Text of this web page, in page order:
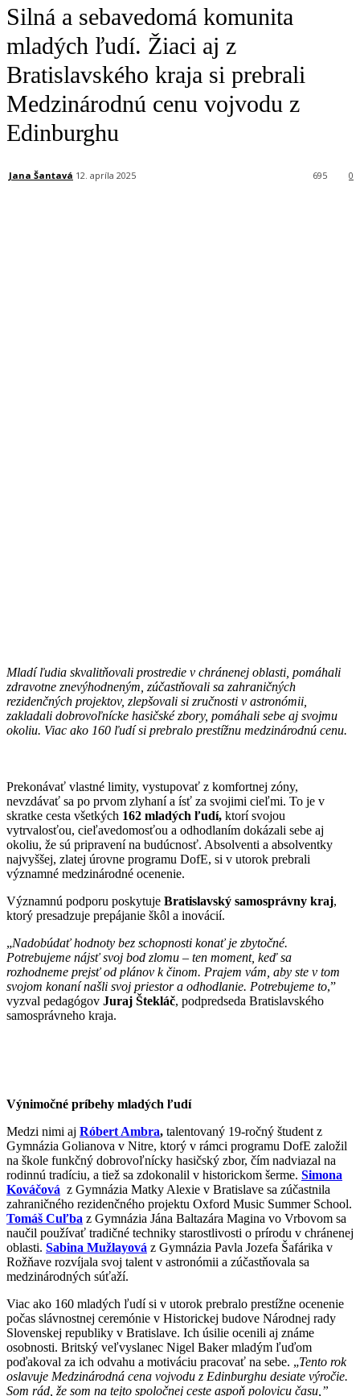
Silná a sebavedomá komunita
mladých ľudí. Žiaci aj z
Bratislavského kraja si prebrali
Medzinárodnú cenu vojvodu z
Edinburghu
Jana Šantavá 12. apríla 2025 0
695
Mladí ľudia skvalitňovali prostredie v chránenej oblasti, pomáhali
zdravotne znevýhodneným, zúčastňovali sa zahraničných
rezidenčných projektov, zlepšovali si zručnosti v astronómii,
zakladali dobrovoľnícke hasičské zbory, pomáhali sebe aj svojmu
okoliu. Viac ako 160 ľudí si prebralo prestížnu medzinárodnú cenu.
Prekonávať vlastné limity, vystupovať z komfortnej zóny,
nevzdávať sa po prvom zlyhaní a ísť za svojimi cieľmi. To je v
skratke cesta všetkých 162 mladých ľudí, ktorí svojou
vytrvalosťou, cieľavedomosťou a odhodlaním dokázali sebe aj
okoliu, že sú pripravení na budúcnosť. Absolventi a absolventky
najvyššej, zlatej úrovne programu DofE, si v utorok prebrali
významné medzinárodné ocenenie.
Významnú podporu poskytuje Bratislavský samosprávny kraj,
ktorý presadzuje prepájanie škôl a inovácií.
„Nadobúdať hodnoty bez schopnosti konať je zbytočné.
Potrebujeme nájsť svoj bod zlomu – ten moment, keď sa
rozhodneme prejsť od plánov k činom. Prajem vám, aby ste v tom
svojom konaní našli svoj priestor a odhodlanie. Potrebujeme to,”
vyzval pedagógov Juraj Štekláč, podpredseda Bratislavského
samosprávneho kraja.
Výnimočné príbehy mladých ľudí
Medzi nimi aj Róbert Ambra, talentovaný 19-ročný študent z
Gymnázia Golianova v Nitre, ktorý v rámci programu DofE založil
na škole funkčný dobrovoľnícky hasičský zbor, čím nadviazal na
rodinnú tradíciu, a tiež sa zdokonalil v historickom šerme. Simona
Kováčová z Gymnázia Matky Alexie v Bratislave sa zúčastnila
zahraničného rezidenčného projektu Oxford Music Summer School.
Tomáš Cuľba z Gymnázia Jána Baltazára Magina vo Vrbovom sa
naučil používať tradičné techniky starostlivosti o prírodu v chránenej
oblasti. Sabina Mužlayová z Gymnázia Pavla Jozefa Šafárika v
Rožňave rozvíjala svoj talent v astronómii a zúčastňovala sa
medzinárodných súťaží.
Viac ako 160 mladých ľudí si v utorok prebralo prestížne ocenenie
počas slávnostnej ceremónie v Historickej budove Národnej rady
Slovenskej republiky v Bratislave. Ich úsilie ocenili aj známe
osobnosti. Britský veľvyslanec Nigel Baker mladým ľuďom
poďakoval za ich odvahu a motiváciu pracovať na sebe. „Tento rok
oslavuje Medzinárodná cena vojvodu z Edinburghu desiate výročie.
Som rád, že som na tejto spoločnej ceste aspoň polovicu času,”